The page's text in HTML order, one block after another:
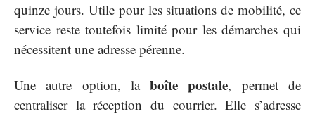
quinze jours. Utile pour les situations de mobilité, ce
service reste toutefois limité pour les démarches qui
nécessitent une adresse pérenne.
Une autre option, laboîte postale, permet de
centraliser la réception du courrier. Elle s’adresse